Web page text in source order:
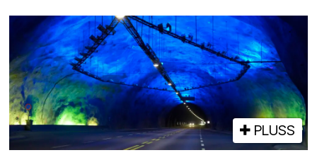
PLUSS